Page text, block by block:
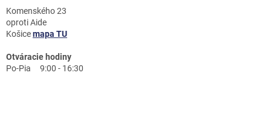
Komenského 23
oproti Aide
Košicemapa TU
Otváracie hodiny
Po-Pia 9:00 - 16:30